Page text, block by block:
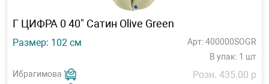
Г ЦИФРА 0 40" Сатин Olive Green
Размер: 102 см
Арт: 400000SOGR
В упак: 1 шт
Ибрагимова
Розн. 435.00 р